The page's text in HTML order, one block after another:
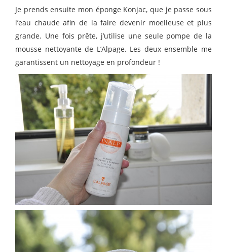
Je prends ensuite mon éponge Konjac, que je passe sous
l’eau chaude afin de la faire devenir moelleuse et plus
grande. Une fois prête, j’utilise une seule pompe de la
mousse nettoyante de L’Alpage. Les deux ensemble me
garantissent un nettoyage en profondeur !